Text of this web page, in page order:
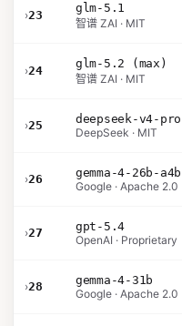
›23
glm-5.1
智谱 ZAI · MIT
›24
glm-5.2 (max)
智谱 ZAI · MIT
›25
deepseek-v4-
DeepSeek · MIT
›26
gemma-4-26b-a4b
Google · Apache 2.0
›27
gpt-5.4
OpenAI · Proprietary
›28
gemma-4-31b
Google · Apache 2.0